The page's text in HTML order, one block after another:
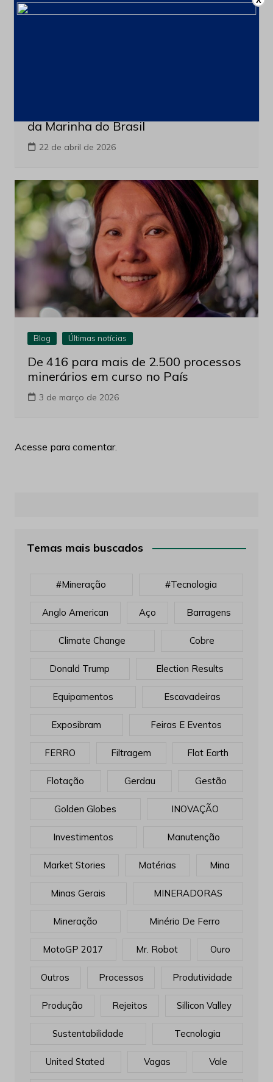
da Marinha do Brasil
22 de abril de 2026
Blog Últimas notícias
De 416 para mais de 2.500 processos
minerários em curso no País
3 de março de 2026
Acesse para comentar.
Temas mais buscados
#mineração #tecnologia
Anglo American Aço Barragens
Climate Change Cobre
Donald Trump Election Results
Equipamentos Escavadeiras
Exposibram Feiras E Eventos
FERRO Filtragem Flat Earth
Flotação Gerdau Gestão
Golden Globes INOVAÇÃO
Investimentos Manutenção
Market Stories Matérias Mina
Minas Gerais MINERADORAS
Mineração Minério De Ferro
MotoGP 2017 Mr. Robot Ouro
Outros Processos Produtividade
Produção Rejeitos Sillicon Valley
Sustentabilidade Tecnologia
United Stated Vagas Vale